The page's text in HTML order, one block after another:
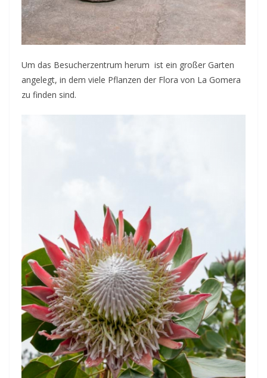
Um das Besucherzentrum herum ist ein großer Garten
angelegt, in dem viele Pflanzen der Flora von La Gomera
zu finden sind.